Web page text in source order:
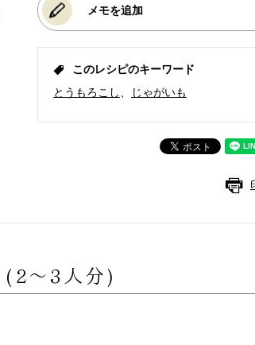
メモを追加
このレシピのキーワード
とうもろこし
じゃがいも
(2〜3人分)